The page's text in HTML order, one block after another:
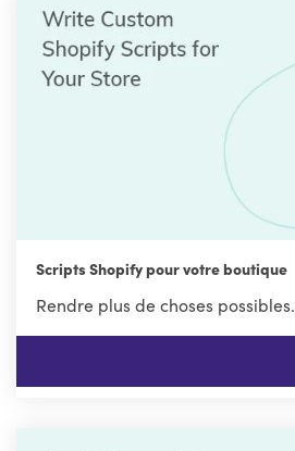
Scripts Shopify pour votre boutique
Rendre plus de choses possibles.